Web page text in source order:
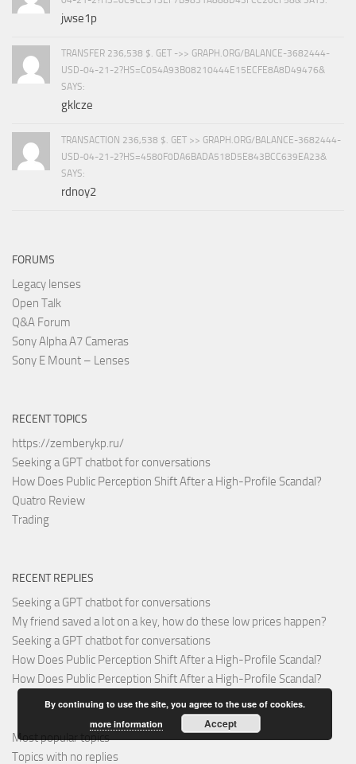
jwse1p
TRANSFER 236,538 $. GET ->> GRAPH.ORG/BALANCE-3682444-
USD-04-21-2?HS=C054A93B08210444E15ECFE8A8D49476&
SAYS:
gklcze
TRANSACTION 236,538 $. GET >> GRAPH.ORG/BALANCE-3682444-
USD-04-21-2?HS=4580F0DA6BADA518D5E843BCC639EA23&
SAYS:
rdnoy2
FORUMS
Legacy lenses
Open Talk
Q&A Forum
Sony Alpha A7 Cameras
Sony E Mount – Lenses
RECENT TOPICS
https://zemberykp.ru/
Seeking a GPT chatbot for conversations
How Does Public Perception Shift After a High-Profile Scandal?
Quatro Review
Trading
RECENT REPLIES
Seeking a GPT chatbot for conversations
My friend saved a lot on a key, how do these low prices happen?
Seeking a GPT chatbot for conversations
How Does Public Perception Shift After a High-Profile Scandal?
How Does Public Perception Shift After a High-Profile Scandal?
Most popular topics
Topics with no replies
By continuing to use the site, you agree to the use of cookies.
more information
Accept